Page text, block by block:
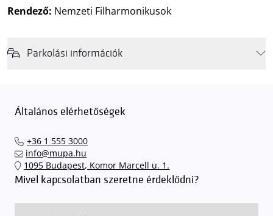
Rendező: Nemzeti Filharmonikusok
Parkolási információk
érkezéskor megnövekedett várakozási idővel érdemes kalkulálni. Ezt
azt javasoljuk kedves közönségünknek, induljanak
találhassák meg a legideálisabb parkolóhelyet és
érkezhessenek meg előadásainkra
sorompókat rendszámfelismerő automatika nyitja.
ingyenes azon vendégeink számára, akik egy aznapi fizetős
rendjének részletes leírásaelérhető itt.
Általános elérhetőségek
+36 1 555 3000
info@mupa.hu
1095 Budapest, Komor Marcell u. 1.
Mivel kapcsolatban szeretne érdeklődni?